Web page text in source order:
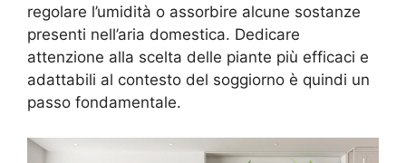
regolare l’umidità o assorbire alcune sostanze
presenti nell’aria domestica. Dedicare
attenzione alla scelta delle piante più efficaci e
adattabili al contesto del soggiorno è quindi un
passo fondamentale.